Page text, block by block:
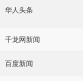
华人头条
千龙网新闻
百度新闻